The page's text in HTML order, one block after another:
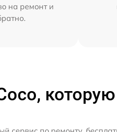
на ремонт и